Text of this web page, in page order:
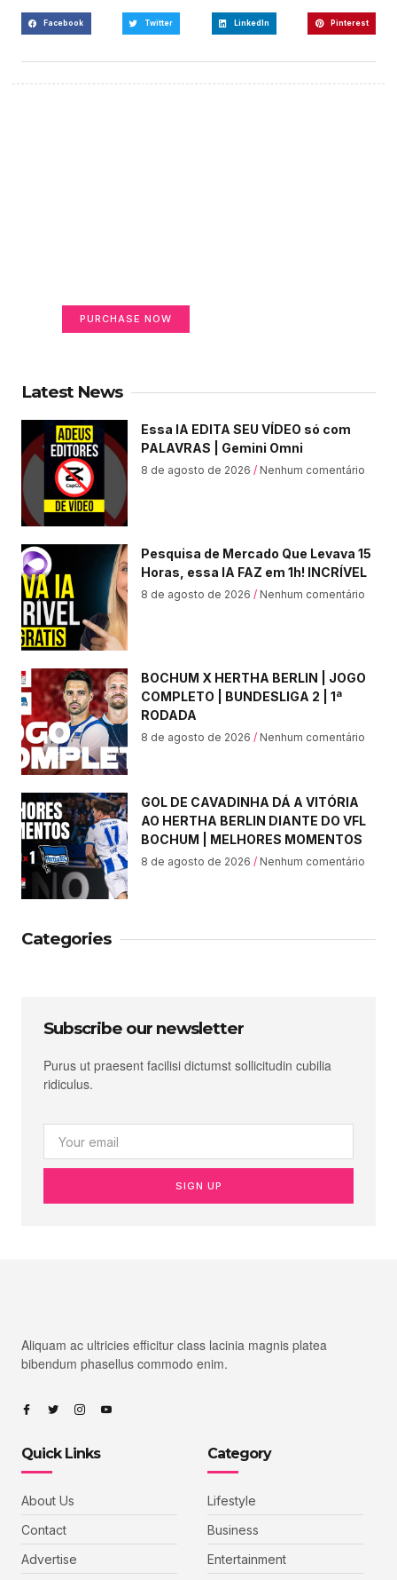
Facebook Twitter LinkedIn Pinterest
PURCHASE NOW
Latest News
Essa IA EDITA SEU VÍDEO só com
PALAVRAS | Gemini Omni
8 de agosto de 2026 Nenhum comentário
Pesquisa de Mercado Que Levava 15
Horas, essa IA FAZ em 1h! INCRÍVEL
8 de agosto de 2026 Nenhum comentário
BOCHUM X HERTHA BERLIN | JOGO
COMPLETO | BUNDESLIGA 2 | 1ª
RODADA
8 de agosto de 2026 Nenhum comentário
GOL DE CAVADINHA DÁ A VITÓRIA
AO HERTHA BERLIN DIANTE DO VFL
BOCHUM | MELHORES MOMENTOS
8 de agosto de 2026 Nenhum comentário
Categories
Subscribe our newsletter
Purus ut praesent facilisi dictumst sollicitudin cubilia
ridiculus.
SIGN UP
Aliquam ac ultricies efficitur class lacinia magnis platea
bibendum phasellus commodo enim.
Quick Links
About Us
Contact
Advertise
Category
Lifestyle
Business
Entertainment